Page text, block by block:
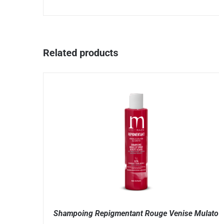
Related products
Shampoing Repigmentant Rouge Venise Mulato